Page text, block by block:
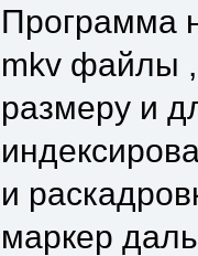
Программа
mkv файлы
размеру и
и
маркер